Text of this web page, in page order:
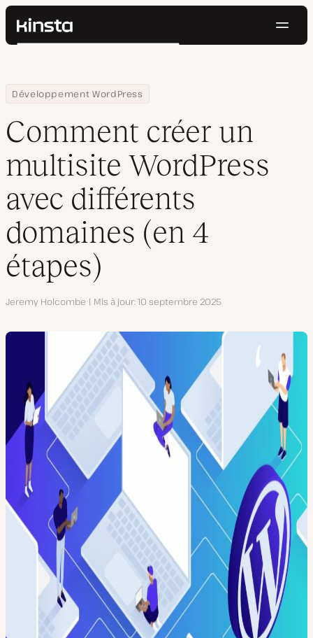
Kinsta®
Prix
Contact
Rechercher
Home
Centre de ressources
Blog
Développement WordPress
Comment créer un multisite WordPress avec différents
Comment créer un
multisite WordPress
avec différents
domaines (en 4
étapes)
Auteur
Jeremy Holcombe Mis à jour 10 septembre 2025